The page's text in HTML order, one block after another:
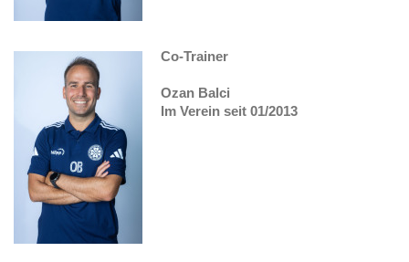
Co-Trainer
Ozan Balci
Im Verein seit 01/2013